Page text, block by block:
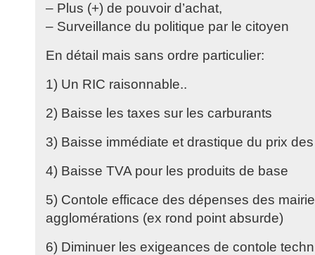
– Plus (+) de pouvoir d’achat,
– Surveillance du politique par le citoyen
En détail mais sans ordre particulier:
1) Un RIC raisonnable..
2) Baisse les taxes sur les carburants
3) Baisse immédiate et drastique du prix
4) Baisse TVA pour les produits de base
5) Contole efficace des dépenses des
agglomérations (ex rond point absurde)
6) Diminuer les exigeances de contole